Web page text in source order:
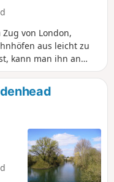
von London,
aus leicht zu
kann man ihn an
mit ein oder zwei
führt durch
Landschaft mit
seltenen
im Frühling mit